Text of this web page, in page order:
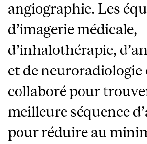
angiographie. Les
d’imagerie médicale,
d’inhalothérapie,
et de neuroradiologie
collaboré pour
meilleure séquence
pour réduire au